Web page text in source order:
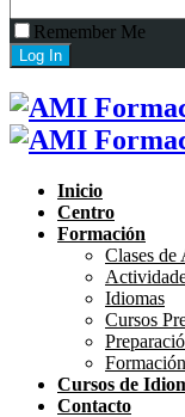
Remember Me
Inicio
Centro
Formación
Clases de
Idiomas
Cursos
Cursos de
Contacto